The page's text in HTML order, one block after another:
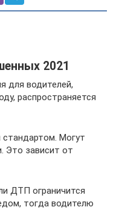
2021
для водителей,
распространяется
стандартом. Могут
Это зависит от
ДТП ограничится
тогда водителю